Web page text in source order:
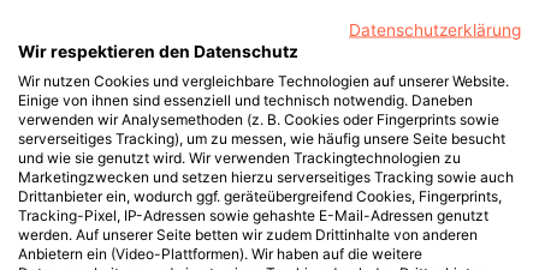
Datenschutzerklärung
Wir respektieren den Datenschutz
Wir nutzen Cookies und vergleichbare Technologien auf unserer Website.
Einige von ihnen sind essenziell und technisch notwendig. Daneben
verwenden wir Analysemethoden (z. B. Cookies oder Fingerprints sowie
serverseitiges Tracking), um zu messen, wie häufig unsere Seite besucht
und wie sie genutzt wird. Wir verwenden Trackingtechnologien zu
Marketingzwecken und setzen hierzu serverseitiges Tracking sowie auch
Drittanbieter ein, wodurch ggf. geräteübergreifend Cookies, Fingerprints,
Tracking-Pixel, IP-Adressen sowie gehashte E-Mail-Adressen genutzt
werden. Auf unserer Seite betten wir zudem Drittinhalte von anderen
Anbietern ein (Video-Plattformen). Wir haben auf die weitere